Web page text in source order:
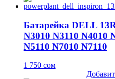
Батарейка DELL
N3010 N3110 N4010
N5110 N7010 N7110
1 750 сом